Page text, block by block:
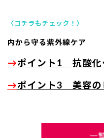
〈コチラもチェック！〉
内から守る紫外線ケア
→ポイント1 抗酸化
→ポイント3 美容の